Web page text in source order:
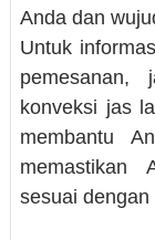
Anda dan
Untuk
pemesanan,
konveksi jas
membantu
memastikan
sesuai dengan